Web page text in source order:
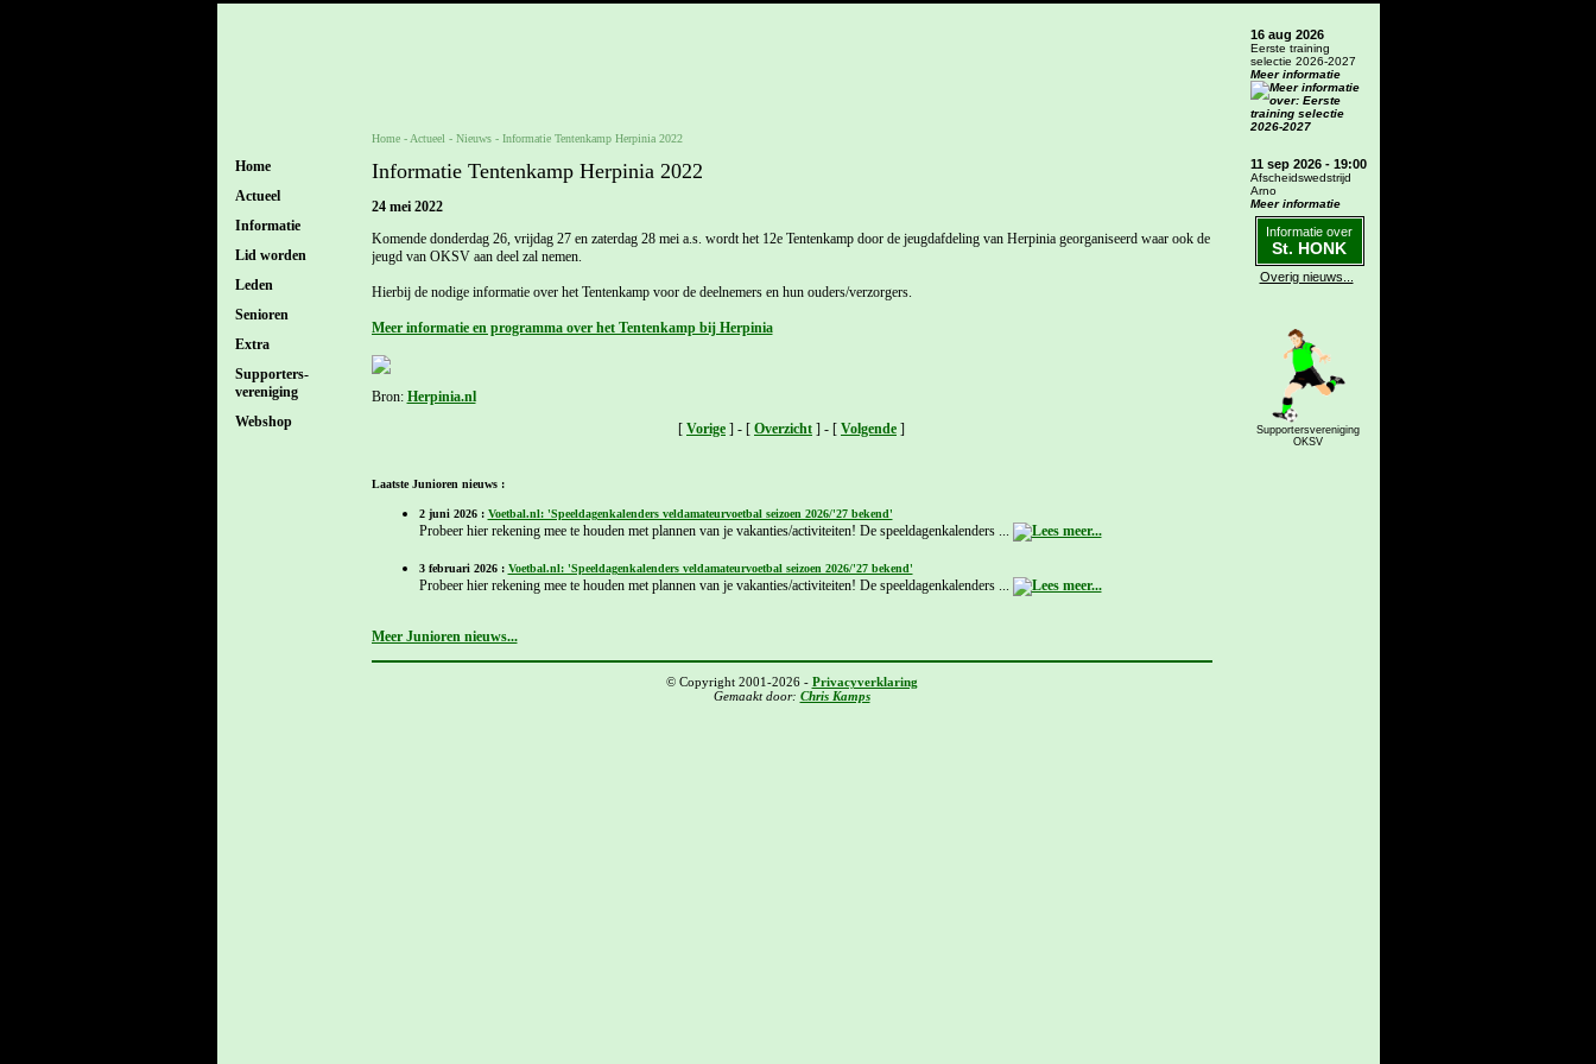
Home
Actueel
Informatie
Lid worden
Leden
Senioren
Extra
Supporters-
vereniging
Webshop
Home- Actueel - Nieuws- Informatie Tentenkamp Herpinia 2022
Informatie Tentenkamp Herpinia 2022
24 mei 2022
Komende donderdag 26, vrijdag 27 en zaterdag 28 mei a.s. wordt het 12e Tentenkamp door de jeugdafdeling van Herpinia georganiseerd waar ook de
jeugd van OKSV aan deel zal nemen.
Hierbij de nodige informatie over het Tentenkamp voor de deelnemers en hun ouders/verzorgers.
Meer informatie en programma over het Tentenkamp bij Herpinia
Bron: Herpinia.nl
[ Vorige ] - [ Overzicht ] - [ Volgende ]
Laatste Junioren nieuws :
2 juni 2026 : Voetbal.nl: 'Speeldagenkalenders veldamateurvoetbal seizoen 2026/'27 bekend'
Probeer hier rekening mee te houden met plannen van je vakanties/activiteiten! De speeldagenkalenders ...
3 februari 2026 : Voetbal.nl: 'Speeldagenkalenders veldamateurvoetbal seizoen 2026/'27 bekend'
Probeer hier rekening mee te houden met plannen van je vakanties/activiteiten! De speeldagenkalenders ...
Meer Junioren nieuws...
© Copyright 2001-2026 - Privacyverklaring
Gemaakt door: Chris Kamps
16 aug 2026
Eerste training
selectie 2026-2027
Meer informatie
11 sep 2026 - 19:00
Afscheidswedstrijd
Arno
Meer informatie
Informatie over
St. HONK
Overig nieuws...
Supportersvereniging
OKSV